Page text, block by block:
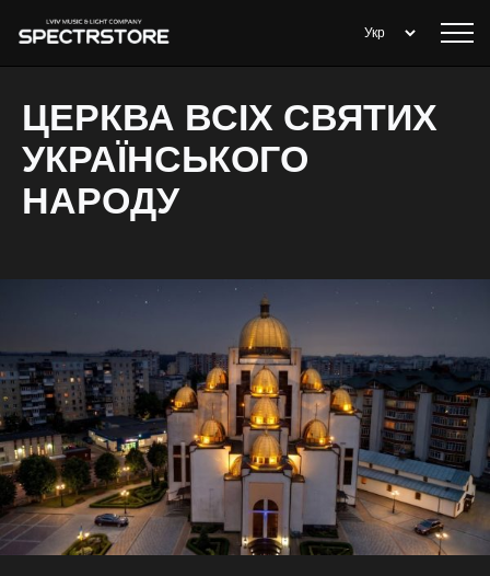
ЦЕРКВА ВСІХ СВЯТИХ
УКРАЇНСЬКОГО
НАРОДУ